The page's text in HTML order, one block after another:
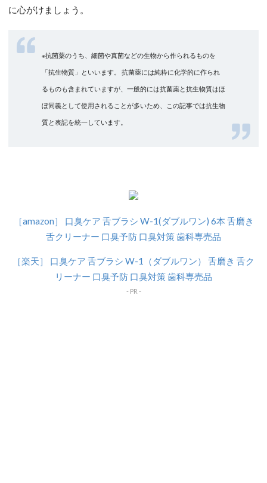
に心がけましょう。
※抗菌薬のうち、細菌や真菌などの生物から作られるものを
「抗生物質」といいます。 抗菌薬には純粋に化学的に作られ
るものも含まれていますが、一般的には抗菌薬と抗生物質はほ
ぼ同義として使用されることが多いため、この記事では抗生物
質と表記を統一しています。
［amazon］ 口臭ケア 舌ブラシ W-1(ダブルワン) 6本 舌磨き
舌クリーナー 口臭予防 口臭対策 歯科専売品
［楽天］ 口臭ケア 舌ブラシ W-1（ダブルワン） 舌磨き 舌ク
リーナー 口臭予防 口臭対策 歯科専売品